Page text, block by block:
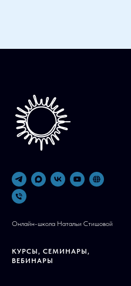
Онлайн-школа Натальи Стишовой
КУРСЫ, СЕМИНАРЫ,
ВЕБИНАРЫ